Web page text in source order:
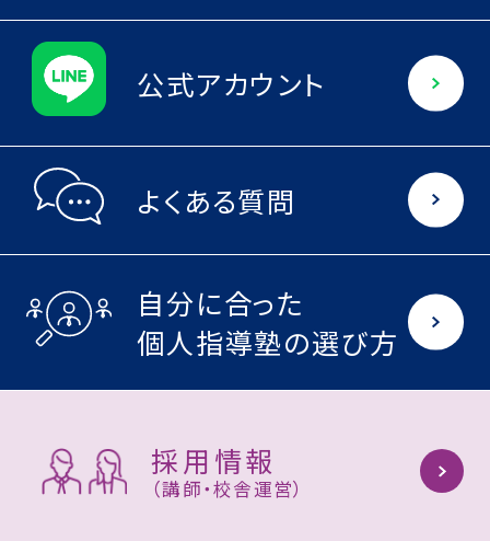
公式アカウント
よくある質問
自分に合った
個人指導塾の選び方
採用情報
（講師・校舎運営）